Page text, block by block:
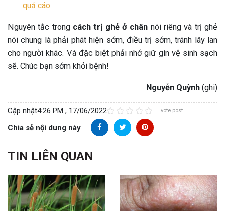
quả cáo
Nguyên tắc trong cách trị ghẻ ở chân nói riêng và trị ghẻ
nói chung là phải phát hiện sớm, điều trị sớm, tránh lây lan
cho người khác. Và đặc biệt phải nhớ giữ gìn vệ sinh sạch
sẽ. Chúc bạn sớm khỏi bệnh!
Nguyễn Quỳnh (ghi)
Cập nhật4:26 PM , 17/06/2022 vote post
Chia sẻ nội dung này
TIN LIÊN QUAN